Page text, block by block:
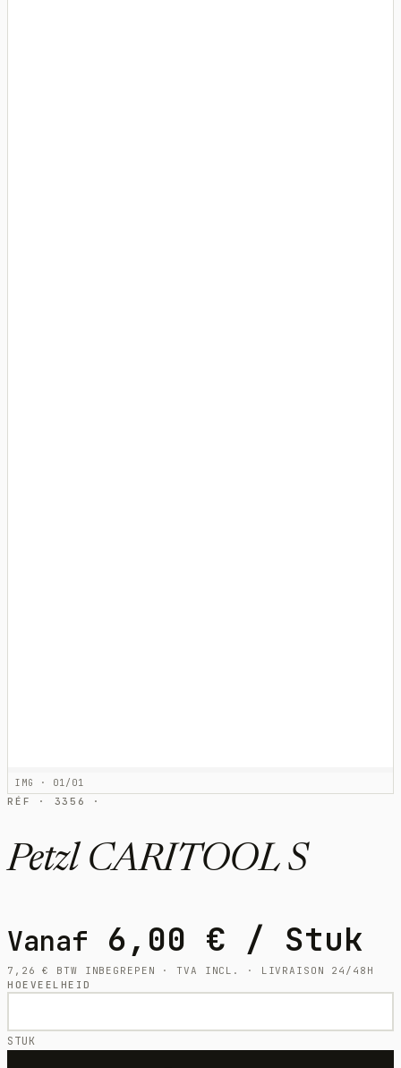
IMG · 01/01
RÉF · 3356 ·
Petzl CARITOOL S
Vanaf 6,00 € / Stuk
7,26€
BTW INBEGREPEN · TVA INCL. · LIVRAISON 24/48H
HOEVEELHEID
STUK